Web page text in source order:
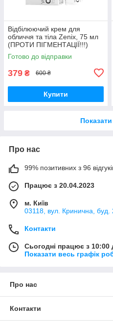
Відбілюючий крем для
обличчя та тіла Zenix, 75 мл
(ПРОТИ ПІГМЕНТАЦІЇ!!!)
Готово до відправки
379 ₴ 600 ₴
Купити
Про нас
99% позитивних з 96
Працює з 20.04.2023
м. Київ
03118, вул. Кринична, буд.
Контакти
Сьогодні працює з 10:00
Показати весь графік
Про нас
Контакти